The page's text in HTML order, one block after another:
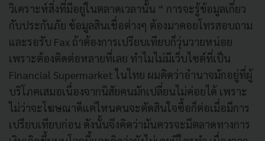
วิเคราะห์สิ่งที่มีอยู่ในตลาดเวลานั้น “ การจะรู้ข้อมูลเกี่ยว
กับประกันภัย ข้อมูลสินเชื่อต่างๆ ต้องมาคอยโทรสอบถาม
และรอรับ Fax ถ้าต้องการเปรียบเทียบก็วุ่นวายหน่อย
เพราะต้องติดต่อหลายที่เลย ทำไมไม่มีเว็บไซต์ที่เป็น
Financial Supermarket ในไทย ผมคิดว่าอำนาจมักอยู่ที่ผู้
บริโภคเสมอเนื่องจากนิสัยคนมักเปลี่ยนไม่ค่อยได้ เพราะ
ไม่ว่าจะโฆษณาดีแค่ไหนคนจะตัดสินใจซื้อก็ต่อเมื่อมีการ
เปรียบเทียบก่อน ดังนั้นจึงคิดว่ามันควรจะมีตลาดทางการ